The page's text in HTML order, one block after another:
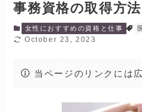
事務資格の取得方法
女性におすすめの資格と仕事
October 23, 2023
当ページのリンクには